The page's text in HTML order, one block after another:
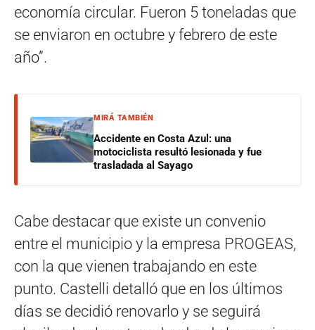
economía circular. Fueron 5 toneladas que
se enviaron en octubre y febrero de este
año”.
MIRÁ TAMBIÉN
Accidente en Costa Azul: una
motociclista resultó lesionada y fue
trasladada al Sayago
Cabe destacar que existe un convenio
entre el municipio y la empresa PROGEAS,
con la que vienen trabajando en este
punto. Castelli detalló que en los últimos
días se decidió renovarlo y se seguirá